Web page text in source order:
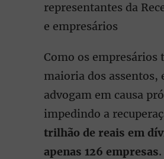
representantes da
e empresários
Como os empresários
maioria dos assentos,
advogam em causa
impedindo a
trilhão de reais em
apenas 126 empresas